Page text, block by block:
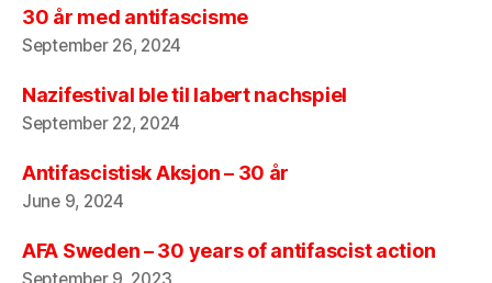
30 år med antifascisme
September 26, 2024
Nazifestival ble til labert nachspiel
September 22, 2024
Antifascistisk Aksjon – 30 år
June 9, 2024
AFA Sweden – 30 years of antifascist action